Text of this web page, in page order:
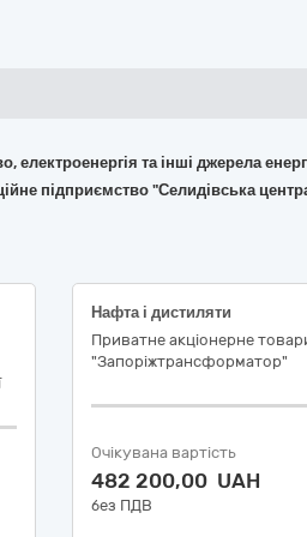
електроенергія та інші джерела
підприємство "Селидівська
Нафта і дистиляти
Приватне акціонерне
"Запоріжтрансформатор"
Очікувана вартість
482 200,00 UAH
без ПДВ